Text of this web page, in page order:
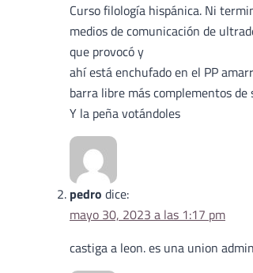
Curso filología hispánica. Ni
medios de comunicación de
que provocó y
ahí está enchufado en el PP
barra libre más complementos
Y la peña votándoles
pedro dice:
mayo 30, 2023 a las 1:17 pm
castiga a leon. es una union